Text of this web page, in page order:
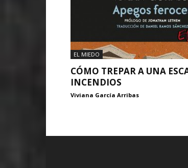
EL MIEDO
CÓMO TREPAR A UNA
INCENDIOS
Viviana García Arribas